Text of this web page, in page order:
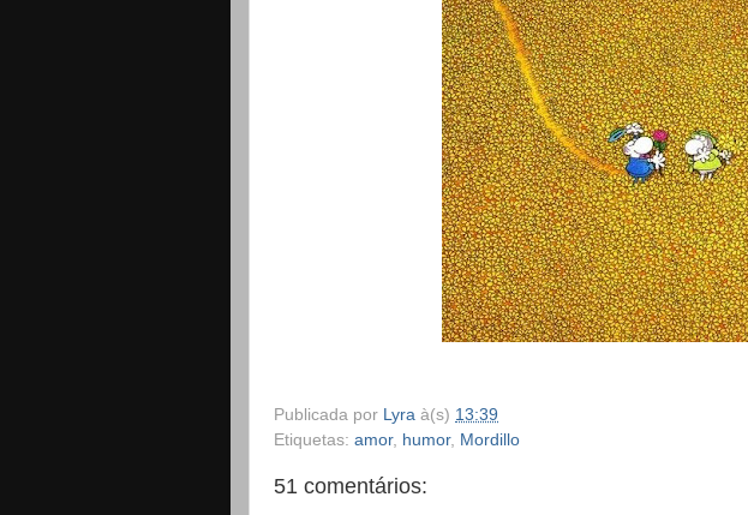
Publicada por Lyra à(s) 13:39
Etiquetas: amor, humor, Mordillo
51 comentários: